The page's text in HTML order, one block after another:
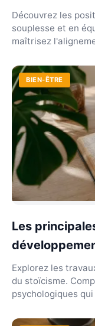
Découvrez les
souplesse et en
maîtrisez
BIEN-ÊTRE
Les
Explorez les
du stoïcisme.
psychologiques